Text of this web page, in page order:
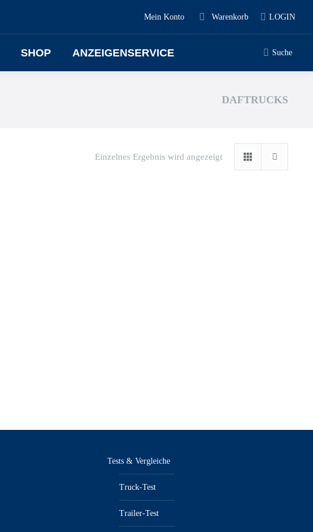
Mein Konto Warenkorb LOGIN
SHOP ANZEIGENSERVICE Suche
DAFTRUCKS
Einzelnes Ergebnis wird angezeigt
Tests & Vergleiche
Truck-Test
Trailer-Test